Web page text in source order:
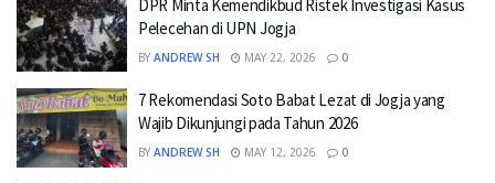
DPR Minta Kemendikbud Ristek Investigasi Kasus
Pelecehan di UPN Jogja
BY ANDREW SH MAY 22, 2026 0
7 Rekomendasi Soto Babat Lezat di Jogja yang
Wajib Dikunjungi pada Tahun 2026
BY ANDREW SH MAY 12, 2026 0